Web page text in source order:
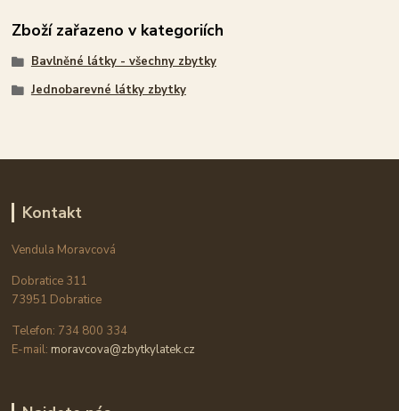
Zboží zařazeno v kategoriích
Bavlněné látky - všechny zbytky
Jednobarevné látky zbytky
Kontakt
Vendula Moravcová
Dobratice 311
73951 Dobratice
Telefon: 734 800 334
E-mail: moravcova@zbytkylatek.cz